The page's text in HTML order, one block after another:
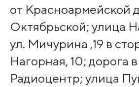
от Красноармейской
Октябрьской; улица
ул. Мичурина ,19 в
Нагорная, 10; дорога
Радиоцентр; улица